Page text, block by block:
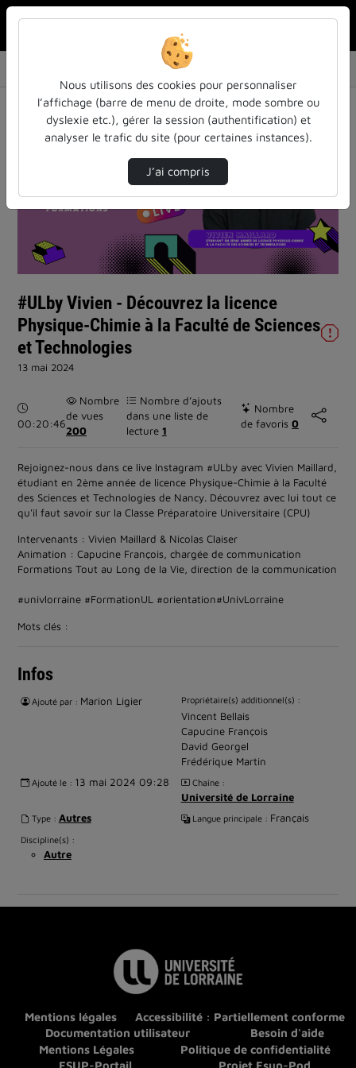
#ULby Vivien - Découvrez la licence Physique…
Lire
la
vidéo
#ULby Vivien - Découvrez la licence
Physique-Chimie à la Faculté de Sciences
et Technologies
13 mai 2024
Durée :
00:20:46
Nombre
de vues
200
Nombre d’ajouts
dans une liste de
lecture 1
Nombre
de favoris 0
Rejoignez-nous dans ce live Instagram #ULby avec Vivien Maillard,
étudiant en 2ème année de licence Physique-Chimie à la Faculté
des Sciences et Technologies de Nancy. Découvrez avec lui tout ce
qu'il faut savoir sur la Classe Préparatoire Universitaire (CPU)
Intervenants : Vivien Maillard & Nicolas Claiser
Animation : Capucine François, chargée de communication
Formations Tout au Long de la Vie, direction de la communication
#univlorraine #FormationUL #orientation#UnivLorraine
Mots clés :
Infos
Ajouté par : Marion Ligier Propriétaire(s) additionnel(s) :
Vincent Bellais
Capucine François
David Georgel
Frédérique Martin
Ajouté le : 13 mai 2024 09:28 Chaîne :
Université de Lorraine
Type : Autres Langue principale : Français
Discipline(s) :
Autre
Mentions légales
Accessibilité : Partiellement conforme
Documentation utilisateur
Besoin d'aide
Mentions Légales
Politique de confidentialité
ESUP-Portail
Projet Esup-Pod
Nous utilisons des cookies pour personnaliser
l’affichage (barre de menu de droite, mode sombre ou
dyslexie etc.), gérer la session (authentification) et
analyser le trafic du site (pour certaines instances).
J’ai compris